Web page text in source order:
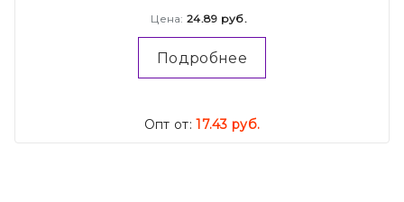
Цена: 24.89 руб.
Подробнее
Опт от:17.43 руб.